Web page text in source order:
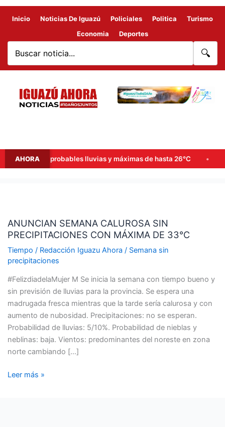
Inicio Noticias De Iguazú Policiales Politica
Turismo
Economia
Deportes
🔍
AHORA
semana: probables lluvias y máximas de hasta 26°C
ANUNCIAN SEMANA CALUROSA SIN
PRECIPITACIONES CON MÁXIMA DE 33°C
Tiempo / Redacción Iguazu Ahora / Semana sin
precipitaciones
#FelizdiadelaMujer M Se inicia la semana con tiempo bueno y
sin previsión de lluvias para la provincia. Se espera una
madrugada fresca mientras que la tarde sería calurosa y con
aumento de nubosidad. Precipitaciones: no se esperan.
Probabilidad de lluvias: 5/10%. Probabilidad de nieblas y
neblinas: baja. Vientos: predominantes del noreste en zona
norte cambiando […]
CALUROSA
SIN
PRECIPITACIONES
CON
DE
33°C
Leer más »